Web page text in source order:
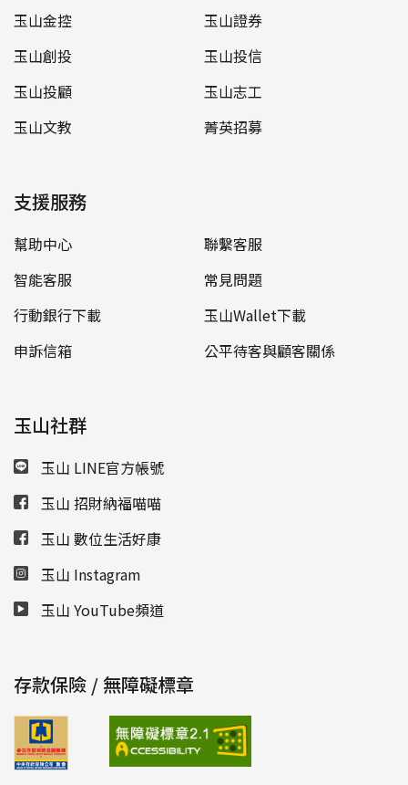
玉山金控
玉山證券
玉山創投
玉山投信
玉山投顧
玉山志工
玉山文教
菁英招募
支援服務
幫助中心
聯繫客服
智能客服
常見問題
行動銀行下載
玉山Wallet下載
申訴信箱
公平待客與顧客關係
玉山社群
玉山 LINE官方帳號
玉山 招財納福喵喵
玉山 數位生活好康
玉山 Instagram
玉山 YouTube頻道
存款保險 / 無障礙標章